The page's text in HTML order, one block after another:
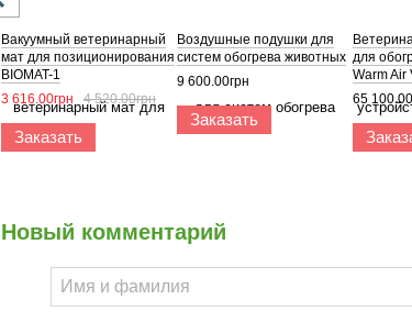
Вакуумный ветеринарный
мат для позиционирования
BIOMAT-1
3 616.00грн
4 520.00грн
Заказать
Воздушные подушки для
систем обогрева животных
9 600.00грн
Заказать
для
Warm Air
65
Новый комментарий